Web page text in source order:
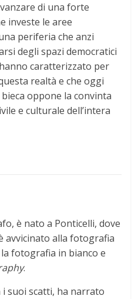
di una forte
investe le aree
periferia che anzi
degli spazi democratici
caratterizzato per
realtà e che oggi
oppone la convinta
e culturale dell’intera
è nato a Ponticelli, dove
avvicinato alla fotografia
fotografia in bianco e
.
suoi scatti, ha narrato